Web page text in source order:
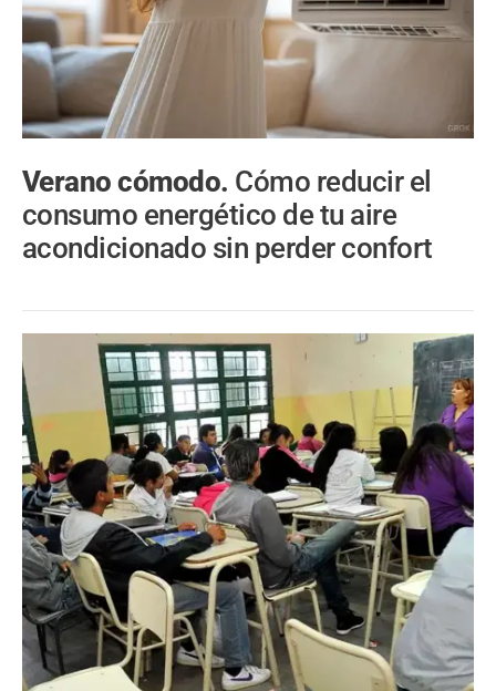
Verano cómodo. Cómo reducir el
consumo energético de tu aire
acondicionado sin perder confort